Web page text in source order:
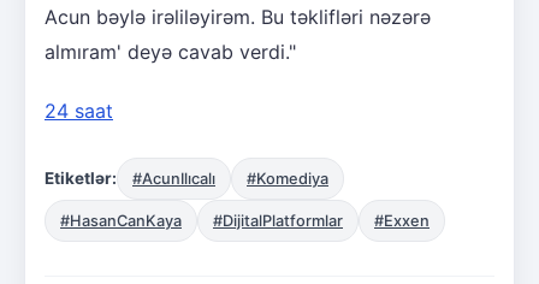
Acun bəylə irəliləyirəm. Bu təklifləri nəzərə
almıram' deyə cavab verdi."
24 saat
Etiketlər: #AcunIlıcalı #Komediya
#HasanCanKaya #DijitalPlatformlar #Exxen